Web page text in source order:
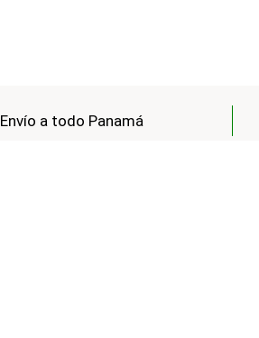
Envío a todo Panamá